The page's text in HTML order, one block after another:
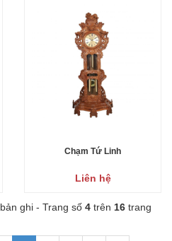
Chạm Tứ Linh
Liên hệ
bản ghi - Trang số 4 trên 16 trang